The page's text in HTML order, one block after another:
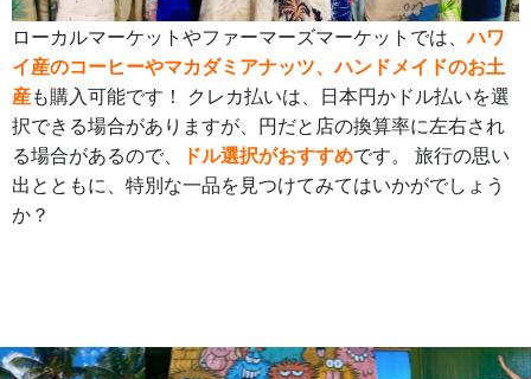
ローカルマーケットやファーマーズマーケットでは、ハワ
イ産のコーヒーやマカダミアナッツ、ハンドメイドのお土
産も購入可能です！ クレカ払いは、日本円かドル払いを選
択できる場合がありますが、円だと店の換算率に左右され
る場合があるので、
ドル選択がおすすめです。 旅行の思い
出とともに、特別な一品を見つけてみてはいかがでしょう
か？